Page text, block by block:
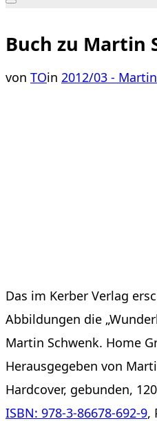
&
umschalten
Buch zu Martin
von TOin 2012/03 -
Das im Kerber Verlag
Abbildungen die
Martin Schwenk. Home
Herausgegeben von
Hardcover, gebunden,
ISBN: 978-3-86678-692-9,